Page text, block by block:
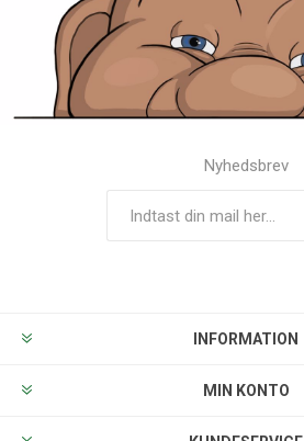
Nyhedsbrev
INFORMATION
MIN KONTO